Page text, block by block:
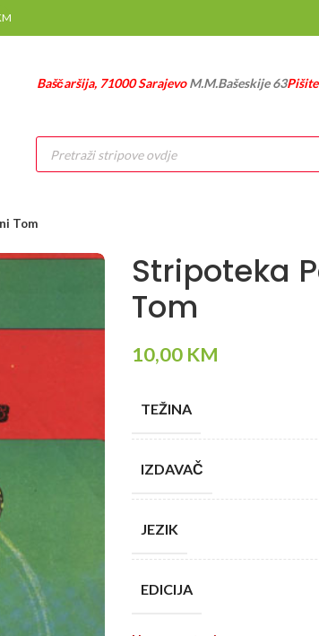
Baščaršija, 71000 SarajevoM.M.Bašeskije 63
Products
search
Tom
Stripoteka
Tom
10,00 KM
TEŽINA
IZDAVAČ
JEZIK
EDICIJA